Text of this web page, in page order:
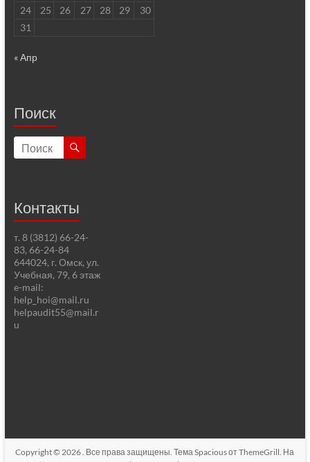
24
25 26 27 28 29
30
31
« Апр
Поиск
Контакты
т. 8 (3812) 66-24-
83, 66-24-84
644024, г. Омск, ул.
Учебная, 79, 6 этаж
e-mail:
help_hoi@mail.ru
helpaudit55@mail.r
u
Copyright © 2026. Все права защищены. ТемаSpaciousот ThemeGrill. На